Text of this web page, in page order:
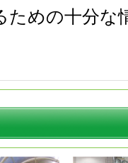
ための十分な